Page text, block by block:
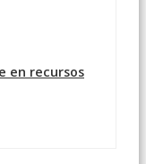
en recursos